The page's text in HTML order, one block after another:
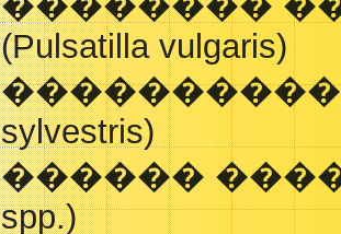
(Pulsatilla vulgaris)
����������
sylvestris)
������
spp.)